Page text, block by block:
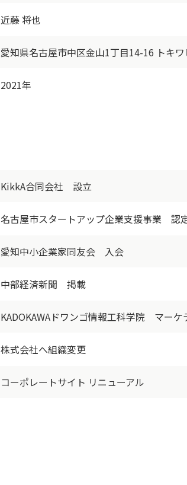
近藤 将也
愛知県名古屋市中区金山1丁目14-16 トキ
2021年
KikkA合同会社 設立
名古屋市スタートアップ企業支援事業 認定
愛知中小企業家同友会 入会
中部経済新聞 掲載
KADOKAWAドワンゴ情報工科学院 マー
株式会社へ組織変更
コーポレートサイト リニューアル